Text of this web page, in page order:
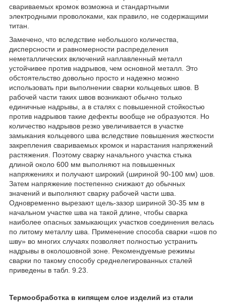
свариваемых кромок возможна и стандартными
электродными проволоками, как правило, не содержащими
титан.
Замечено, что вследствие небольшого количества,
дисперсности и равномерности распределения
неметаллических включений наплавленный металл
устойчивее против надрывов, чем основной металл. Это
обстоятельство довольно просто и надежно можно
использовать при выполнении сварки кольцевых швов. В
рабочей части таких швов возникают обычно только
единичные надрывы, а в сталях с повышенной стойкостью
против надрывов такие дефекты вообще не образуются. Но
количество надрывов резко увеличивается в участке
замыкания кольцевого шва вследствие повышения жесткости
закрепления свариваемых кромок и нарастания напряжений
растяжения. Поэтому сварку начального участка стыка
длиной около 600 мм выполняют на повышенных
напряжениях и получают широкий (шириной 90-100 мм) шов.
Затем напряжение постепенно снижают до обычных
значений и выполняют сварку рабочей части шва.
Одновременно вырезают щель-зазор шириной 30-35 мм в
начальном участке шва на такой длине, чтобы сварка
наиболее опасных замыкающих участков соединения велась
по литому металлу шва. Применение способа сварки «шов по
шву» во многих случаях позволяет полностью устранить
надрывы в околошовной зоне. Рекомендуемые режимы
сварки по такому способу среднелегированных сталей
приведены в табл. 9.23.
Термообработка в кипящем слое изделий из стали